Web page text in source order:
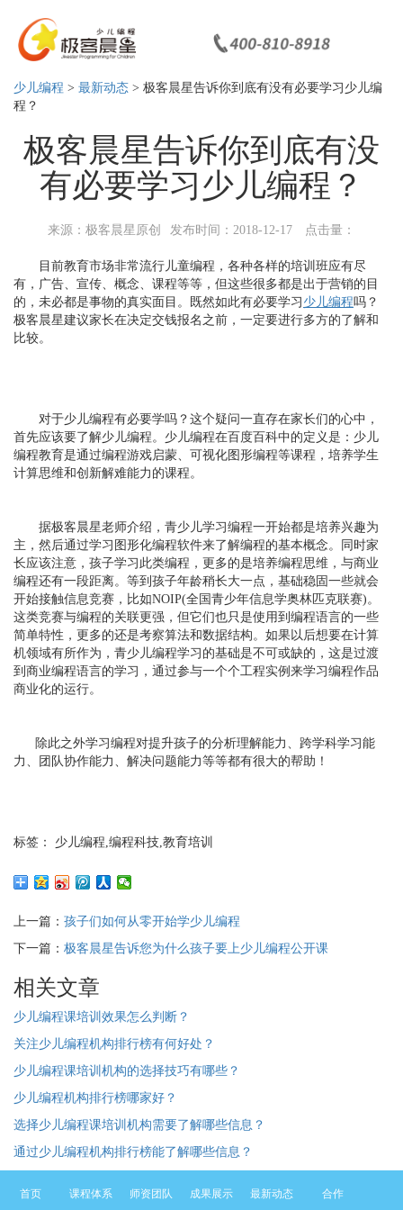
少儿编程 > 最新动态 > 极客晨星告诉你到底有没有必要学习少儿编
程？
极客晨星告诉你到底有没
有必要学习少儿编程？
来源：极客晨星原创 发布时间：2018-12-17 点击量：
目前教育市场非常流行儿童编程，各种各样的培训班应有尽
有，广告、宣传、概念、课程等等，但这些很多都是出于营销的目
的，未必都是事物的真实面目。既然如此有必要学习 少儿编程吗？
极客晨星建议家长在决定交钱报名之前，一定要进行多方的了解和
比较。
对于少儿编程有必要学吗？这个疑问一直存在家长们的心中，
首先应该要了解少儿编程。少儿编程在百度百科中的定义是：少儿
编程教育是通过编程游戏启蒙、可视化图形编程等课程，培养学生
计算思维和创新解难能力的课程。
据极客晨星老师介绍，青少儿学习编程一开始都是培养兴趣为
主，然后通过学习图形化编程软件来了解编程的基本概念。同时家
长应该注意，孩子学习此类编程，更多的是培养编程思维，与商业
编程还有一段距离。等到孩子年龄稍长大一点，基础稳固一些就会
开始接触信息竞赛，比如NOIP(全国青少年信息学奥林匹克联赛)。
这类竞赛与编程的关联更强，但它们也只是使用到编程语言的一些
简单特性，更多的还是考察算法和数据结构。如果以后想要在计算
机领域有所作为，青少儿编程学习的基础是不可或缺的，这是过渡
到商业编程语言的学习，通过参与一个个工程实例来学习编程作品
商业化的运行。
除此之外学习编程对提升孩子的分析理解能力、跨学科学习能
力、团队协作能力、解决问题能力等等都有很大的帮助！
标签： 少儿编程,编程科技,教育培训
上一篇： 孩子们如何从零开始学少儿编程
下一篇： 极客晨星告诉您为什么孩子要上少儿编程公开课
相关文章
少儿编程课培训效果怎么判断？
关注少儿编程机构排行榜有何好处？
少儿编程课培训机构的选择技巧有哪些？
少儿编程机构排行榜哪家好？
选择少儿编程课培训机构需要了解哪些信息？
通过少儿编程机构排行榜能了解哪些信息？
首页 课程体系 师资团队 成果展示 最新动态 合作